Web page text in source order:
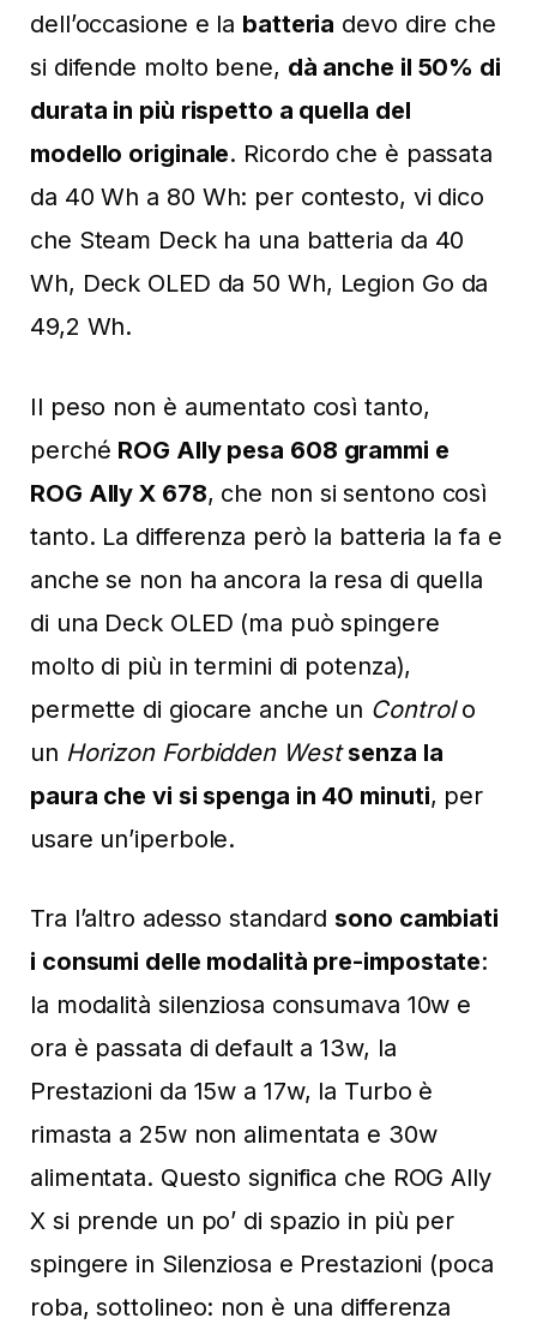
dell’occasione e la batteria devo dire che
si difende molto bene, dà anche il 50% di
durata in più rispetto a quella del
modello originale. Ricordo che è passata
da 40 Wh a 80 Wh: per contesto, vi dico
che Steam Deck ha una batteria da 40
Wh, Deck OLED da 50 Wh, Legion Go da
49,2 Wh.
Il peso non è aumentato così tanto,
perché ROG Ally pesa 608 grammi e
ROG Ally X 678, che non si sentono così
tanto. La differenza però la batteria la fa e
anche se non ha ancora la resa di quella
di una Deck OLED (ma può spingere
molto di più in termini di potenza),
permette di giocare anche un Controlo
un Horizon Forbidden West senza la
paura che vi si spenga in 40 minuti, per
usare un’iperbole.
Tra l’altro adesso standard sono cambiati
i consumi delle modalità pre-impostate:
la modalità silenziosa consumava 10w e
ora è passata di default a 13w, la
Prestazioni da 15w a 17w, la Turbo è
rimasta a 25w non alimentata e 30w
alimentata. Questo significa che ROG Ally
X si prende un po’ di spazio in più per
spingere in Silenziosa e Prestazioni (poca
roba, sottolineo: non è una differenza